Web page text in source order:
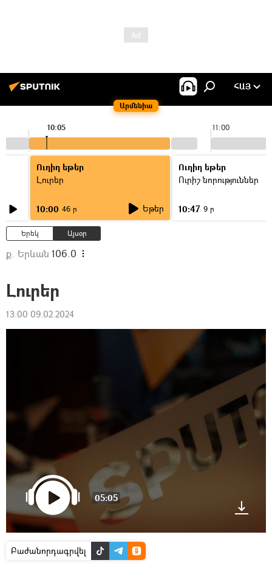
Արմենիա
ՀԱՅ
11:00
10:05
Ուղիղ եթեր
Լուրեր
10:00 46 ր Եթեր
Ուղիղ եթեր
Ուրիշ նորություններ
10:47 9 ր
Երեկ Այսօր
ք. Երևան 106.0
Լուրեր
13:00 09.02.2024
05:05
Բաժանորդագրվել